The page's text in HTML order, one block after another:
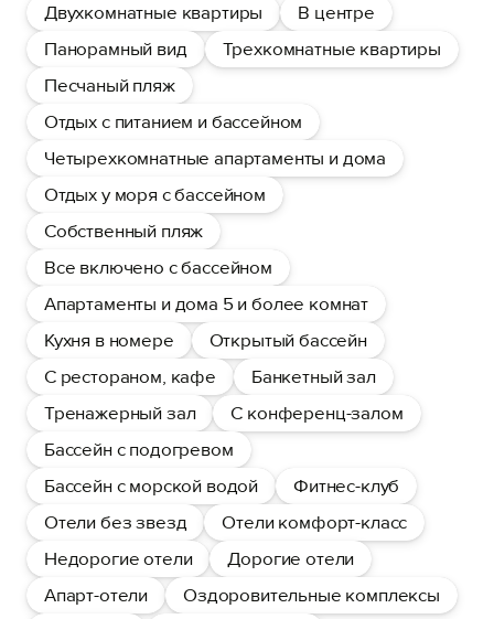
Двухкомнатные квартиры
В центре
Панорамный вид
Трехкомнатные квартиры
Песчаный пляж
Отдых с питанием и бассейном
Четырехкомнатные апартаменты и дома
Отдых у моря с бассейном
Собственный пляж
Все включено с бассейном
Апартаменты и дома 5 и более комнат
Кухня в номере
Открытый бассейн
С рестораном, кафе
Банкетный зал
Тренажерный зал
С конференц-залом
Бассейн с подогревом
Бассейн с морской водой
Фитнес-клуб
Отели без звезд
Отели комфорт-класс
Недорогие отели
Дорогие отели
Апарт-отели
Оздоровительные комплексы